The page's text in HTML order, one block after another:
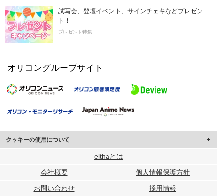
試写会、登壇イベント、サインチェキなどプレゼン
ト！
プレゼント特集
オリコングループサイト
クッキーの使用について
このサイトでは Cookie を使用して、ユーザーに合わせたコンテンツや広告の
行っています。
メディアや広告配信、データ解析の各パートナーに提供しています。
elthaとは
会社概要 個人情報保護方針
お問い合わせ 採用情報